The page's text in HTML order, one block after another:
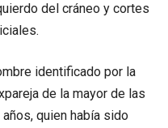
del cráneo y cortes
identificado por la
de la mayor de las
quien había sido